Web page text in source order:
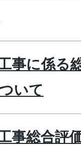
事に係る
いて
事総合評